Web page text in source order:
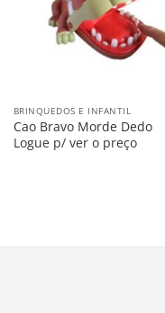
BRINQUEDOS E INFANTIL
Cao Bravo Morde Dedo
Logue p/ ver o preço